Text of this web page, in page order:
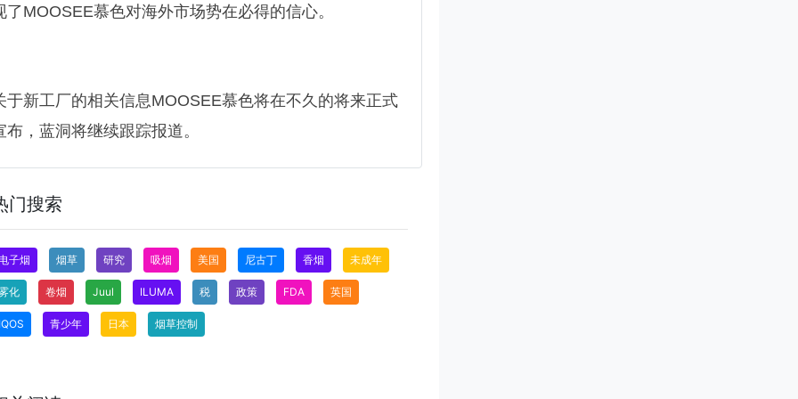
了MOOSEE慕色对海外市场势在必得的信心。
于新工厂的相关信息MOOSEE慕色将在不久的将来正式
布，蓝洞将继续跟踪报道。
门搜索
子烟 烟草 研究 吸烟 美国 尼古丁 香烟 未成年
化 卷烟 Juul ILUMA 税 政策 FDA 英国
青少年 日本 烟草控制